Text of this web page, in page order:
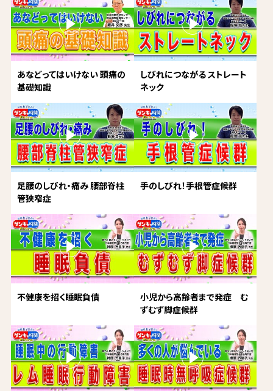
あなどってはいけない 頭痛の
基礎知識
しびれにつながる ストレート
ネック
足腰のしびれ・痛み 腰部脊柱
管狭窄症
手のしびれ！手根管症候群
不健康を招く睡眠負債
小児から高齢者まで発症 む
ずむず脚症候群